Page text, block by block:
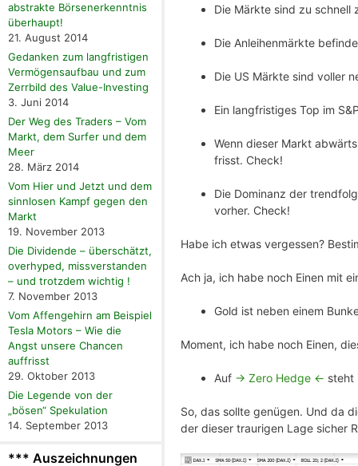
Die Märkte sind zu schnell
Die Anleihenmärkte
Die US Märkte sind voller
Ein langfristiges Top im
Wenn dieser Markt
frisst. Check!
Die Dominanz der
vorher. Check!
Habe ich etwas vergessen?
Ach ja, ich habe noch Einen mit
Gold ist neben einem
Moment, ich habe noch Einen,
Auf -> Zero Hedge <- steht
So, das sollte genügen. Und da
der dieser traurigen Lage sicher
abstrakte Börsenerkenntnis
überhaupt!
21. August 2014
Gedanken zum langfristigen
Vermögensaufbau und zum
Zerrbild des Value-Investing
3. Juni 2014
Der Weg des Traders – Vom
Markt, dem Surfer und dem
Meer
28. März 2014
Vom Hier und Jetzt und dem
sinnlosen Kampf gegen den
Markt
19. November 2013
Die Dividende – überschätzt,
overhyped, missverstanden
– und trotzdem wichtig !
7. November 2013
Vom Affengehirn am Beispiel
Tesla Motors – Wie die
Angst unsere Chancen
auffrisst
29. Oktober 2013
Die Legende von der
„bösen“ Spekulation
14. September 2013
*** Auszeichnungen